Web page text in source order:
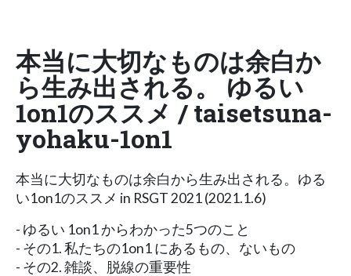
本当に大切なものは余白か
ら生み出される。 ゆるい
1on1のススメ / taisetsuna-
yohaku-1on1
本当に大切なものは余白から生み出される。ゆる
い1on1のススメ in RSGT 2021 (2021.1.6)
- ゆるい 1on1 からわかった5つのこと
- その1. 私たちの1on1 にあるもの、ないもの
- その2. 雑談、脱線の重要性